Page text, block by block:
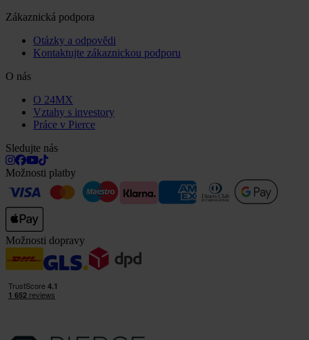
Zákaznická podpora
Otázky a odpovědi
Kontaktujte zákaznickou podporu
O nás
O 24MX
Vztahy s investory
Práce v Pierce
Sledujte nás
Možnosti platby
Možnosti dopravy